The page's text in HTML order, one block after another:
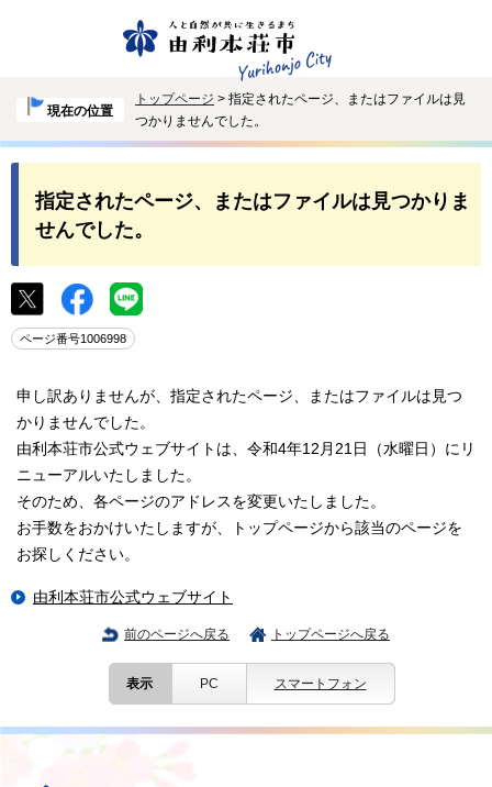
現在の位置
トップページ > 指定されたページ、またはファイルは見
つかりませんでした。
指定されたページ、またはファイルは見つかりま
せんでした。
ページ番号1006998
申し訳ありませんが、指定されたページ、またはファイルは見つ
かりませんでした。
由利本荘市公式ウェブサイトは、令和4年12月21日（水曜日）にリ
ニューアルいたしました。
そのため、各ページのアドレスを変更いたしました。
お手数をおかけいたしますが、トップページから該当のページを
お探しください。
由利本荘市公式ウェブサイト
前のページへ戻る トップページへ戻る
表示 PC スマートフォン